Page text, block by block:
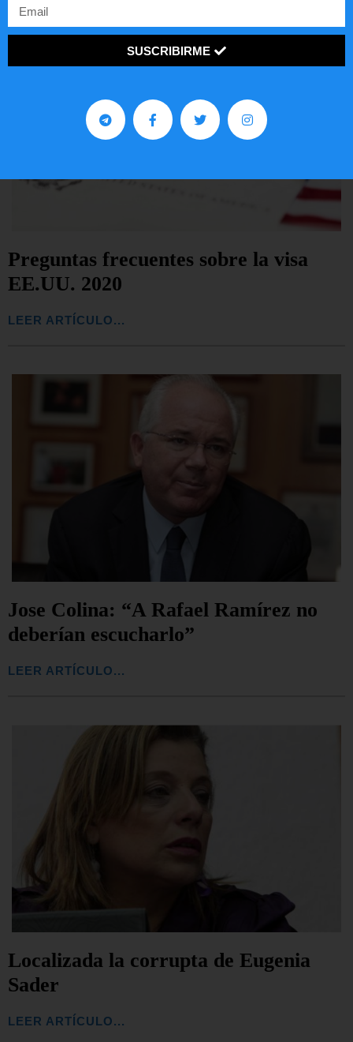
Preguntas frecuentes sobre la visa
EE.UU. 2020
LEER ARTÍCULO...
Jose Colina: “A Rafael Ramírez no
deberían escucharlo”
LEER ARTÍCULO...
Localizada la corrupta de Eugenia
Sader
LEER ARTÍCULO...
SUSCRIBIRME